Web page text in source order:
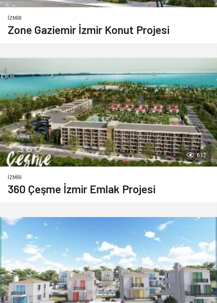
İZMIR
Zone Gaziemir İzmir Konut Projesi
632
İZMIR
360 Çeşme İzmir Emlak Projesi